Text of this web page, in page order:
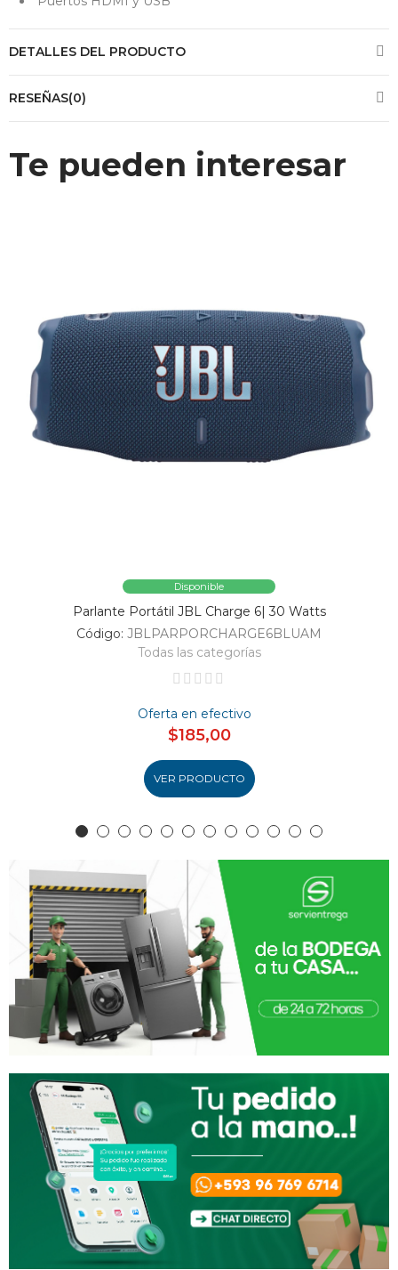
DETALLES DEL PRODUCTO
RESEÑAS(0)
Te pueden interesar
Disponible
Parlante Portátil JBL Charge 6| 30 Watts
Código: JBLPARPORCHARGE6BLUAM
Todas las categorías
Oferta en efectivo
$185,00
VER PRODUCTO